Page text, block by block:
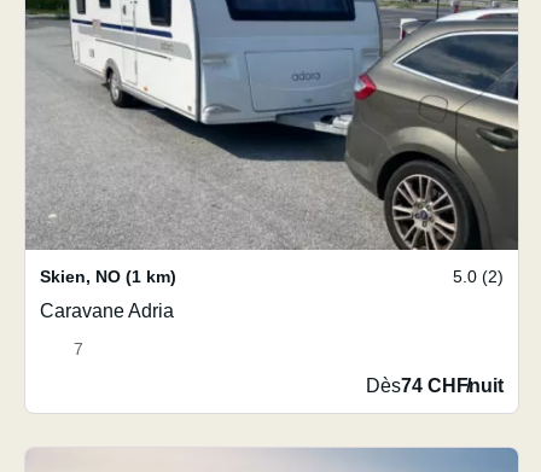
Skien, NO (1 km) 5.0 (2)
Caravane Adria
7
Dès74 CHF/nuit